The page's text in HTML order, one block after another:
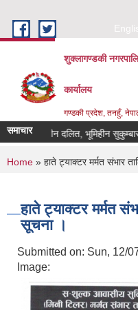
शुक्लागण्डकी
कार्यालय
गण्डकी प्रदेश, तनहुँ,
समाचार
भूमिहीन दलित, भूमिहीन सुकुम्बासी
You are here
Home » हाते ट्याक्टर मर्मत संभार
हाते ट्याक्टर मर्मत
सूचना ।
Submitted on: Sun, 12/
Image: